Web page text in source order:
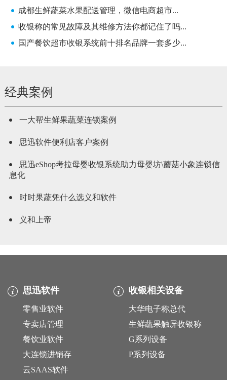
成都生鲜蔬菜水果配送管理，微信电商超市...
收银称的常见故障及其维修方法你都记住了吗...
国产餐饮超市收银系统前十排名品牌一套多少...
经典案例
一大帮生鲜果蔬菜连锁案例
思迅软件便利店客户案例
思迅eShop考拉母婴收银系统助力母婴坊\蘑菇小象连锁信
息化
时时果蔬凭什么选义和软件
义和上帝
思迅软件
零售业软件
专卖店管理
餐饮业软件
大连锁进销存
云SAAS软件
收银相关设备
大华电子称总代
生鲜蔬果触屏收银称
G系列设备
P系列设备